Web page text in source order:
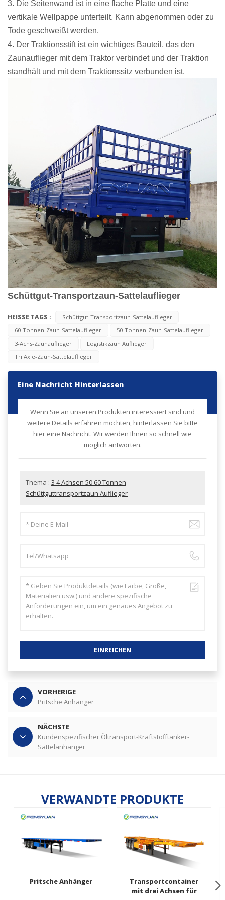
3. Die Seitenwand ist in eine flache Platte und eine
vertikale Wellpappe unterteilt. Kann abgenommen oder zu
Tode geschweißt werden.
4. Der Traktionsstift ist ein wichtiges Bauteil, das den
Zaunauflieger mit dem Traktor verbindet und der Traktion
standhält und mit dem Traktionssitz verbunden ist.
Schüttgut-Transportzaun-Sattelauflieger
HEISSE TAGS :
Schüttgut-Transportzaun-Sattelauflieger
60-Tonnen-Zaun-Sattelauflieger
50-Tonnen-Zaun-Sattelauflieger
3-Achs-Zaunauflieger
Logistikzaun Auflieger
Tri Axle-Zaun-Sattelauflieger
Eine Nachricht Hinterlassen
Wenn Sie an unseren Produkten interessiert sind und
weitere Details erfahren möchten, hinterlassen Sie bitte
hier eine Nachricht. Wir werden Ihnen so schnell wie
möglich antworten.
Thema : 3 4 Achsen 50 60 Tonnen
Schüttguttransportzaun Auflieger
EINREICHEN
VORHERIGE
Pritsche Anhänger
NÄCHSTE
Kundenspezifischer Öltransport-Kraftstofftanker-
Sattelanhänger
VERWANDTE PRODUKTE
Pritsche Anhänger
Transportcontainer
mit drei Achsen für